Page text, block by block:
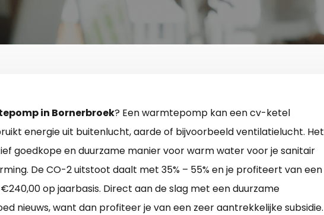
in Bornerbroek? Een warmtepomp kan een cv-ketel
energie uit buitenlucht, aarde of bijvoorbeeld ventilatielucht. Het
goedkope en duurzame manier voor warm water voor je sanitair
De CO-2 uitstoot daalt met 35% – 55% en je profiteert van een
op jaarbasis. Direct aan de slag met een duurzame
nieuws, want dan profiteer je van een zeer aantrekkelijke subsidie.